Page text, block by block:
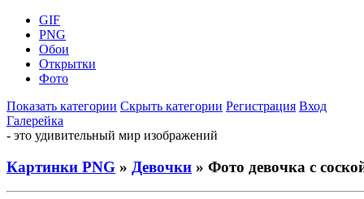
GIF
PNG
Обои
Открытки
Фото
Показать категории Скрыть категории Регистрация Вход
Галерейка
- это удивительный мир изображений
Картинки PNG » Девочки » Фото девочка с